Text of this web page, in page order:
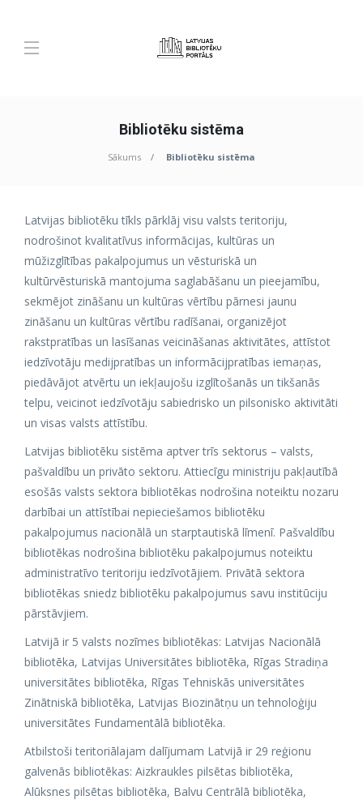
Bibliotēku sistēma
Sākums Bibliotēku sistēma
Latvijas bibliotēku tīkls pārklāj visu valsts teritoriju,
nodrošinot kvalitatīvus informācijas, kultūras un
mūžizglītības pakalpojumus un vēsturiskā un
kultūrvēsturiskā mantojuma saglabāšanu un pieejamību,
sekmējot zināšanu un kultūras vērtību pārnesi jaunu
zināšanu un kultūras vērtību radīšanai, organizējot
rakstpratības un lasīšanas veicināšanas aktivitātes, attīstot
iedzīvotāju medijpratības un informācijpratības iemaņas,
piedāvājot atvērtu un iekļaujošu izglītošanās un tikšanās
telpu, veicinot iedzīvotāju sabiedrisko un pilsonisko aktivitāti
un visas valsts attīstību.
Latvijas bibliotēku sistēma aptver trīs sektorus – valsts,
pašvaldību un privāto sektoru. Attiecīgu ministriju pakļautībā
esošās valsts sektora bibliotēkas nodrošina noteiktu nozaru
darbībai un attīstībai nepieciešamos bibliotēku
pakalpojumus nacionālā un starptautiskā līmenī. Pašvaldību
bibliotēkas nodrošina bibliotēku pakalpojumus noteiktu
administratīvo teritoriju iedzīvotājiem. Privātā sektora
bibliotēkas sniedz bibliotēku pakalpojumus savu institūciju
pārstāvjiem.
Latvijā ir 5 valsts nozīmes bibliotēkas: Latvijas Nacionālā
bibliotēka, Latvijas Universitātes bibliotēka, Rīgas Stradiņa
universitātes bibliotēka, Rīgas Tehniskās universitātes
Zinātniskā bibliotēka, Latvijas Biozinātņu un tehnoloģiju
universitātes Fundamentālā bibliotēka.
Atbilstoši teritoriālajam dalījumam Latvijā ir 29 reģionu
galvenās bibliotēkas: Aizkraukles pilsētas bibliotēka,
Alūksnes pilsētas bibliotēka, Balvu Centrālā bibliotēka,